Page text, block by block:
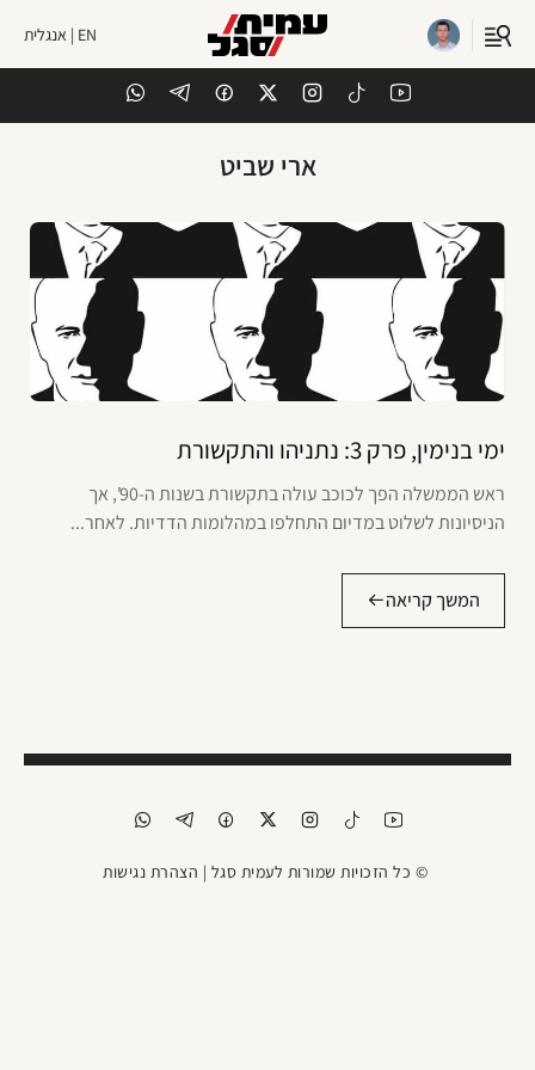
EN | אנגלית
ארי שביט
ימי בנימין, פרק 3: נתניהו והתקשורת
ראש הממשלה הפך לכוכב עולה בתקשורת בשנות ה-90', אך
הניסיונות לשלוט במדיום התחלפו במהלומות הדדיות. לאחר...
המשך קריאה
© כל הזכויות שמורות לעמית סגל | הצהרת נגישות